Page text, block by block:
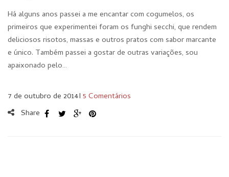
Há alguns anos passei a me encantar com cogumelos, os
primeiros que experimentei foram os funghi secchi, que rendem
deliciosos risotos, massas e outros pratos com sabor marcante
e único. Também passei a gostar de outras variações, sou
apaixonado pelo…
7 de outubro de 2014I 5 Comentários
Share